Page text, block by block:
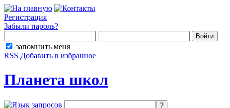
Регистрация
Забыли пароль?
запомнить меня
RSS Добавить в избранное
Планета школ